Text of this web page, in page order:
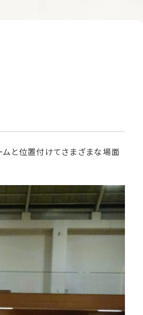
ムと位置付けてさまざまな場面